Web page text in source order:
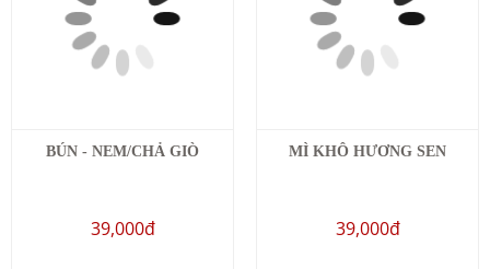
BÚN - NEM/CHẢ GIÒ
39,000đ
MÌ KHÔ HƯƠNG SEN
39,000đ